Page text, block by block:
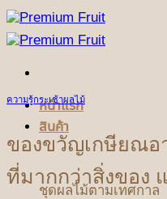
ข้าม
ไป
เนื้อหา
หน้าแรก
สินค้า
ชุดผลไม้ตามเทศกาล
ความรู้กระเช้าผลไม้
ของขวัญเกษียณอ
ที่มากกว่าสิ่งของ